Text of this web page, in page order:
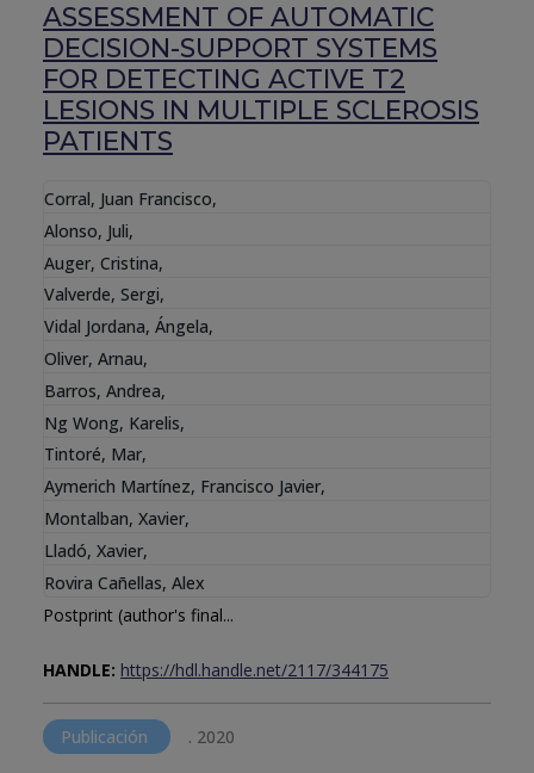
ASSESSMENT OF AUTOMATIC
DECISION-SUPPORT SYSTEMS
FOR DETECTING ACTIVE T2
LESIONS IN MULTIPLE SCLEROSIS
PATIENTS
Corral, Juan Francisco,
Alonso, Juli,
Auger, Cristina,
Valverde, Sergi,
Vidal Jordana, Ángela,
Oliver, Arnau,
Barros, Andrea,
Ng Wong, Karelis,
Tintoré, Mar,
Aymerich Martínez, Francisco Javier,
Montalban, Xavier,
Lladó, Xavier,
Rovira Cañellas, Alex
Postprint (author's final...
HANDLE: https://hdl.handle.net/2117/344175
Publicación . 2020